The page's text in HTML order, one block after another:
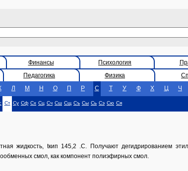
Финансы Психология
Педагогика Физика
Л М Н О П Р С Т У Ф Х Ц Ч
Ст Су Сф Сх Сц Сч Сш Сщ Съ Сы Сь Сэ Сю Ся
жидкость, tкип 145,2 .С. Получают дегидрированием
смол, как компонент полиэфирных смол.